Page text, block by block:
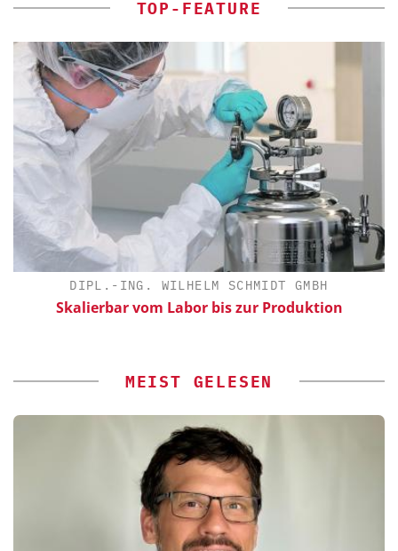
TOP-FEATURE
DIPL.-ING. WILHELM SCHMIDT GMBH
Skalierbar vom Labor bis zur Produktion
MEIST GELESEN